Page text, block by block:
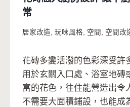
常
居家改造 玩味風格 空間 空間改
花磚多變活潑的色彩深受許
用於玄關入口處、浴室地磚
富的花色，往住能營造出令
不需要大面積鋪設，也能成